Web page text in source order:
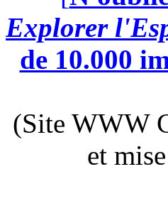
Explorer
de 10.000
(Site WWW
et